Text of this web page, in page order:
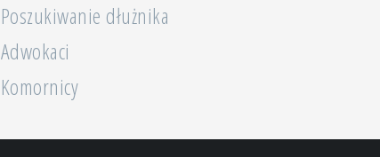
Poszukiwanie dłużnika
Adwokaci
Komornicy